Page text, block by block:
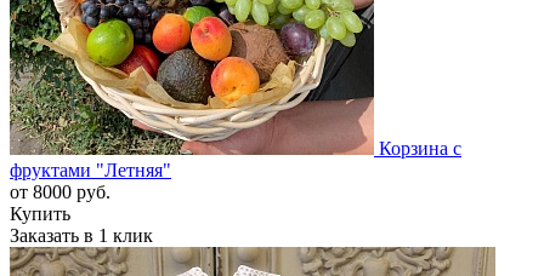
Корзина с
фруктами "Летняя"
от 8000 руб.
Купить
Заказать в 1 клик